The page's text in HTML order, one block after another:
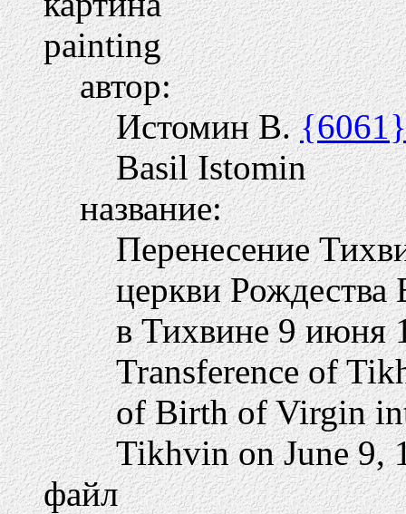
painting
автор:
Истомин В.{6061}
Basil Istomin
название:
Перенесение
церкви Рождества
в Тихвине 9 июня
Transference of
of Birth of Virgin
Tikhvin on June 9,
файл